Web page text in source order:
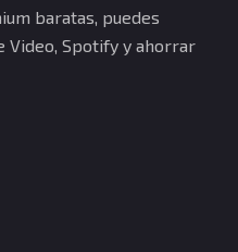
baratas, puedes
Video, Spotify y ahorrar